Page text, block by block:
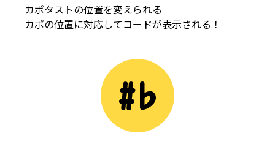
カポタストの位置を変えられる
カポの位置に対応してコードが表示される！